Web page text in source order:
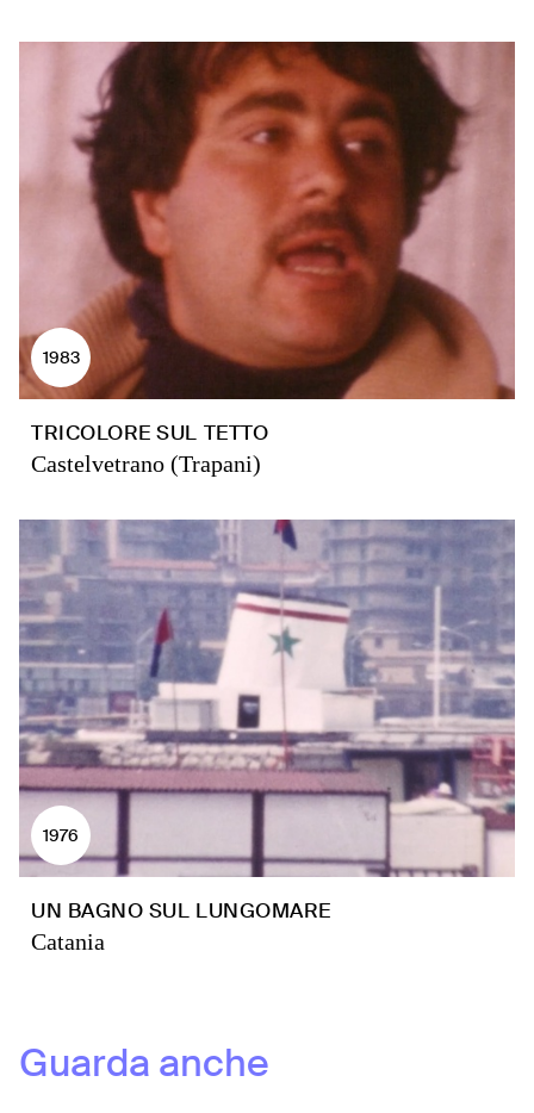
1983
TRICOLORE SUL TETTO
Castelvetrano (Trapani)
1976
UN BAGNO SUL LUNGOMARE
Catania
Guarda anche